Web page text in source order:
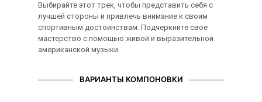
Выбирайте этот трек, чтобы представить себя с
лучшей стороны и привлечь внимание к своим
спортивным достоинствам. Подчеркните свое
мастерство с помощью живой и выразительной
американской музыки.
ВАРИАНТЫ КОМПОНОВКИ